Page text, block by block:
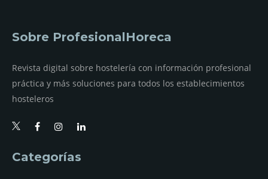
Sobre ProfesionalHoreca
Revista digital sobre hostelería con información profesional
práctica y más soluciones para todos los establecimientos
hosteleros
Categorías